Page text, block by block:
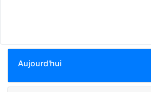
Aujourd'hui